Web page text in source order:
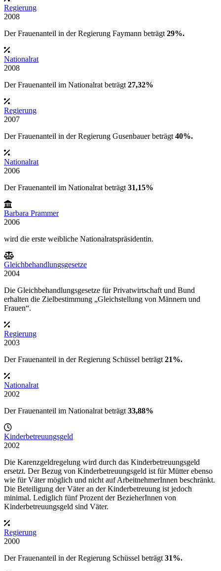
Regierung
2008
Der Frauenanteil in derRegierung Faymann beträgt 29%.
Nationalrat
2008
Der Frauenanteil im Nationalrat beträgt 27,32%
Regierung
2007
Der Frauenanteil in derRegierung Gusenbauerbeträgt 40%.
Nationalrat
2006
Der Frauenanteil im Nationalrat beträgt 31,15%
Barbara Prammer
2006
wird die erste weibliche Nationalratspräsidentin.
Gleichbehandlungsgesetze
2004
Die Gleichbehandlungsgesetze für Privatwirtschaft und Bund
erhalten die Zielbestimmung „Gleichstellung von Männern und
Frauen“.
Regierung
2003
Der Frauenanteil in derRegierung Schüssel beträgt 21%.
Nationalrat
2002
Der Frauenanteil im Nationalrat beträgt 33,88%
Kinderbetreuungsgeld
2002
Die Karenzgeldregelung wird durch das Kinderbetreuungsgeld
ersetzt. Der Bezug von Kinderbetreuungsgeld ist für Mütter ebenso
wie für Väter möglich und nicht auf ArbeitnehmerInnen beschränkt.
Die Beteiligung der Väter an der Kinderbetreuung ist jedoch
minimal. Lediglich fünf Prozent der BezieherInnen von
Kinderbetreuungsgeld sind Väter.
Regierung
2000
Der Frauenanteil in derRegierung Schüssel beträgt 31%.